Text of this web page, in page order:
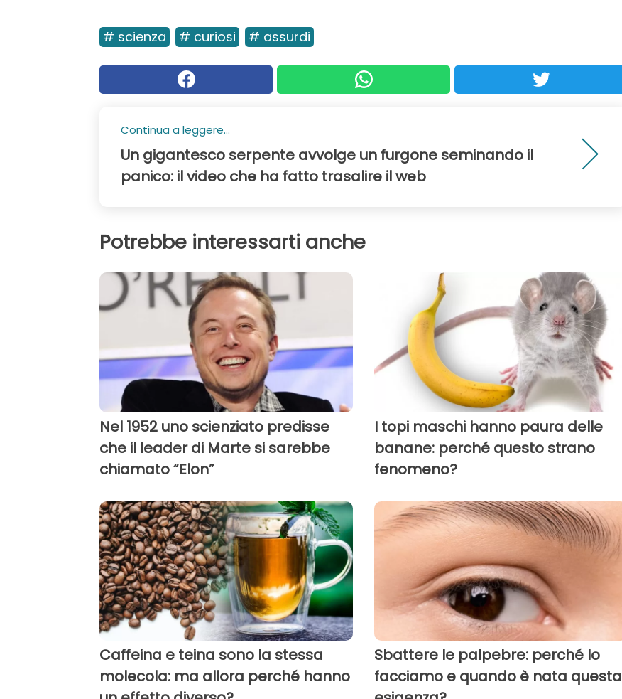
# scienza # curiosi # assurdi
Continua a leggere...
Un gigantesco serpente avvolge un furgone seminando il
panico: il video che ha fatto trasalire il web
Potrebbe interessarti anche
Nel 1952 uno scienziato predisse
che il leader di Marte si sarebbe
chiamato “Elon”
I topi maschi hanno paura delle
banane: perché questo strano
fenomeno?
Caffeina e teina sono la stessa
molecola: ma allora perché hanno
Sbattere le palpebre: perché lo
facciamo e quando è nata questa